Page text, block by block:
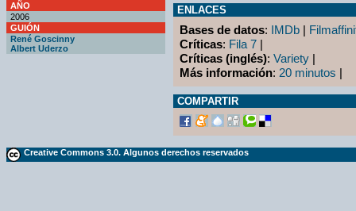
AÑO
2006
GUIÓN
René Goscinny
Albert Uderzo
ENLACES
Bases de datos: IMDb |
Críticas: Fila 7 |
Críticas (inglés): Variety |
Más información: 20 minutos |
COMPARTIR
Creative Commons 3.0. Algunos derechos reservados